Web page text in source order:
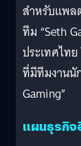
สำหรับแพล
ทีม “Seth
ประเทศไท
ที่มีทีมงานนั
Gaming”
แผนธุรกิจ